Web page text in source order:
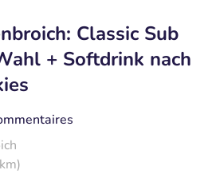
Classic Sub
+ Softdrink nach